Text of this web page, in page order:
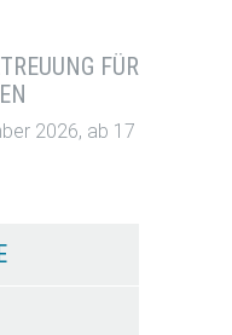
FÜR
2026, ab 17